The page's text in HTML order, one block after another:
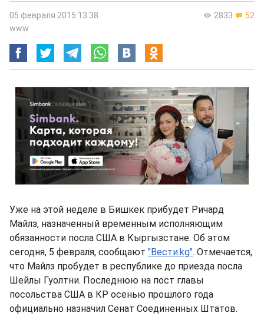
2833 52
05 февраля 2015 13:38
www
Уже на этой неделе в Бишкек прибудет Ричард
Майлз, назначенный временным исполняющим
обязанности посла США в Кыргызстане. Об этом
сегодня, 5 февраля, сообщают "Вести.kg". Отмечается,
что Майлз пробудет в республике до приезда посла
Шейлы Гуолтни. Последнюю на пост главы
посольства США в КР осенью прошлого года
официально назначил Сенат Соединенных Штатов.